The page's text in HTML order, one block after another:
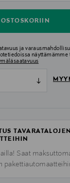
ja
näyttämämme
TAVARATALOJEN
Saat